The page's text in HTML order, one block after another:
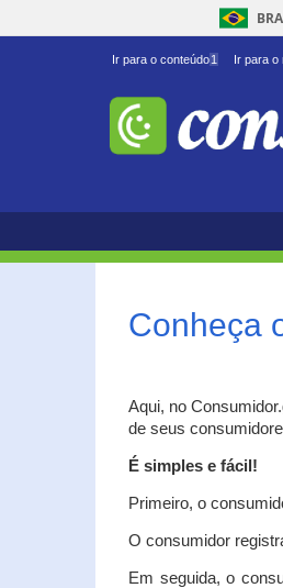
Ir para o conteúdo1 Ir para o
Conheça
Aqui, no
de seus
É simples e fácil!
Primeiro, o
O consumidor
Em seguida, o